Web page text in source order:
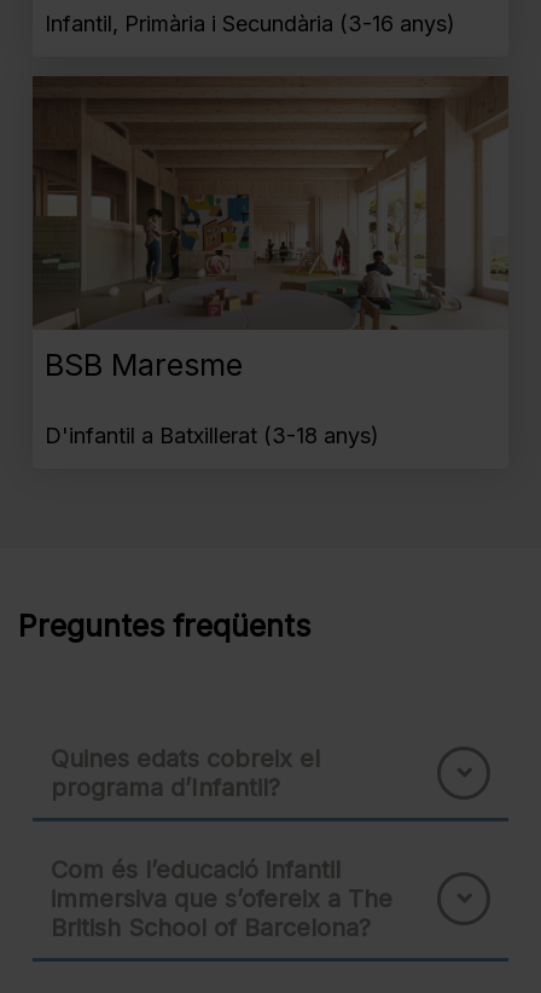
Infantil, Primària i Secundària (3-16 anys)
BSB Maresme
D'infantil a Batxillerat (3-18 anys)
Preguntes freqüents
Quines edats cobreix el
programa d’Infantil?
Com és l’educació infantil
immersiva que s’ofereix a The
British School of Barcelona?